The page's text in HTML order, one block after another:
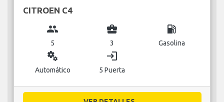
CITROEN C4
group
5
business_center
3
local_gas_station
Gasolina
miscellaneous_services
Automático
login
5 Puerta